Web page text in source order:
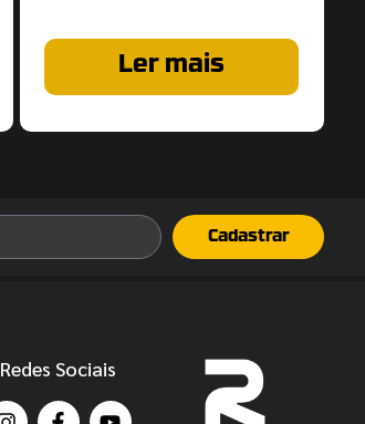
Ler mais
Cadastrar
Redes Sociais